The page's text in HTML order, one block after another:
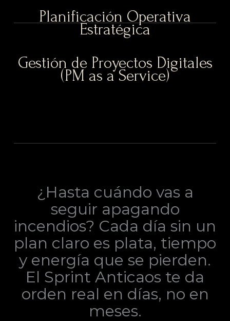
Planificación Operativa
Estratégica
Gestión de Proyectos Digitales
(PM as a Service)
¿Hasta cuándo vas a
seguir apagando
incendios? Cada día sin un
plan claro es plata, tiempo
y energía que se pierden.
El Sprint Anticaos te da
orden real en días, no en
meses.